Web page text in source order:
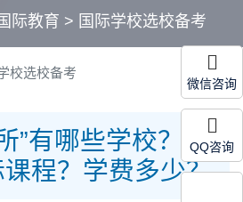
际教育 > 国际学校选校备考
校选校备考
”有哪些学校？开
程？学费多少？
微信咨询
QQ咨询